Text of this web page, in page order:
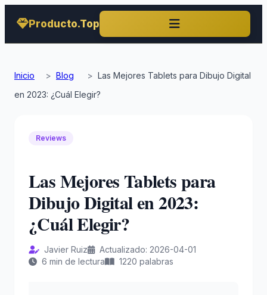
Producto.Top
Inicio > Blog > Las Mejores Tablets para Dibujo Digital
en 2023: ¿Cuál Elegir?
Reviews
Las Mejores Tablets para
Dibujo Digital en 2023:
¿Cuál Elegir?
Javier Ruiz
Actualizado: 2026-04-01
6 min de lectura
1220 palabras